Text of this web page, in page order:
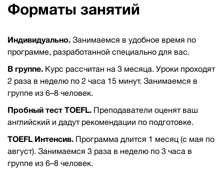
Форматы занятий
Индивидуально.Занимаемся в удобное время по
программе, разработанной специально для вас.
В группе. Курс рассчитан на 3 месяца. Уроки проходят
2 раза в неделю по 2 часа 15 минут. Занимаемся в
группе из 6–8 человек.
Пробный тест TOEFL. Преподаватели оценят ваш
английский и дадут рекомендации по подготовке.
TOEFL Интенсив. Программа длится 1 месяц (с мая по
август). Занимаемся 3 раза в неделю по 3 часа в
группе из 6–8 человек.